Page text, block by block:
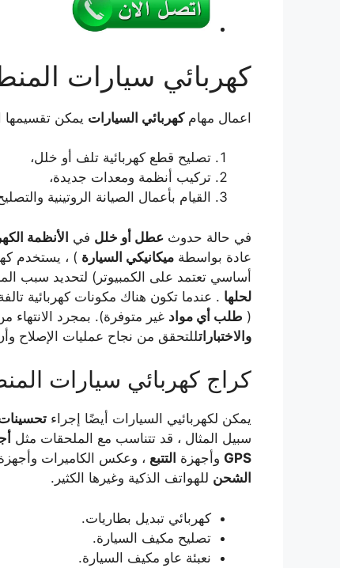
كهربائي سيارات
اعمال مهامكهربائي السيارات يمكن تقسيمها
تصليح قطع كهربائية تلف أو خلل،
تركيب أنظمة ومعدات جديدة،
القيام بأعمال الصيانة الروتينية
في حالة حدوث عطل أو خلل في الأنظمة
عادة بواسطة ميكانيكي السيارة ) ، يستخدم
أساسي تعتمد على الكمبيوتر) لتحديد سبب
لحلها . عندما تكون هناك مكونات كهربائية
( طلب أي مواد غير متوفرة). بمجرد الانتهاء
والاختباراتللتحقق من نجاح عمليات الإصلاح
كراج كهربائي سيارات
يمكن لكهربائيي السيارات أيضًا إجراء تحسينات
سبيل المثال ، قد تتناسب مع الملحقات مثل
GPS وأجهزة التتبع ، وعكس الكاميرات
الشحن للهواتف الذكية وغيرها الكثير.
كهربائي تبديل بطاريات.
تصليح مكيف السيارة.
نعبئة عاو مكيف السيارة.